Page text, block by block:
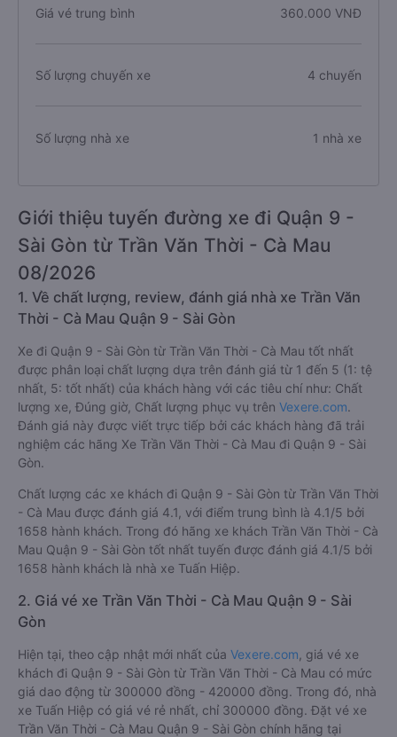
Giá vé trung bình 360.000 VNĐ
Số lượng chuyến xe 4 chuyến
Số lượng nhà xe 1 nhà xe
Giới thiệu tuyến đường xe đi Quận 9 -
Sài Gòn từ Trần Văn Thời - Cà Mau
08/2026
1. Về chất lượng, review, đánh giá nhà xe Trần Văn
Thời - Cà Mau Quận 9 - Sài Gòn
Xe đi Quận 9 - Sài Gòn từ Trần Văn Thời - Cà Mau tốt nhất
được phân loại chất lượng dựa trên đánh giá từ 1 đến 5 (1: tệ
nhất, 5: tốt nhất) của khách hàng với các tiêu chí như: Chất
lượng xe, Đúng giờ, Chất lượng phục vụ trên Vexere.com.
Đánh giá này được viết trực tiếp bởi các khách hàng đã trải
nghiệm các hãng Xe Trần Văn Thời - Cà Mau đi Quận 9 - Sài
Gòn.
Chất lượng các xe khách đi Quận 9 - Sài Gòn từ Trần Văn Thời
- Cà Mau được đánh giá 4.1, với điểm trung bình là 4.1/5 bởi
1658 hành khách. Trong đó hãng xe khách Trần Văn Thời - Cà
Mau Quận 9 - Sài Gòn tốt nhất tuyến được đánh giá 4.1/5 bởi
1658 hành khách là nhà xe Tuấn Hiệp.
2. Giá vé xe Trần Văn Thời - Cà Mau Quận 9 - Sài
Gòn
Hiện tại, theo cập nhật mới nhất của Vexere.com , giá vé xe
khách đi Quận 9 - Sài Gòn từ Trần Văn Thời - Cà Mau có mức
giá dao động từ 300000 đồng - 420000 đồng. Trong đó, nhà
xe Tuấn Hiệp có giá vé rẻ nhất, chỉ 300000 đồng. Đặt vé xe
Trần Văn Thời - Cà Mau Quận 9 - Sài Gòn chính hãng tại